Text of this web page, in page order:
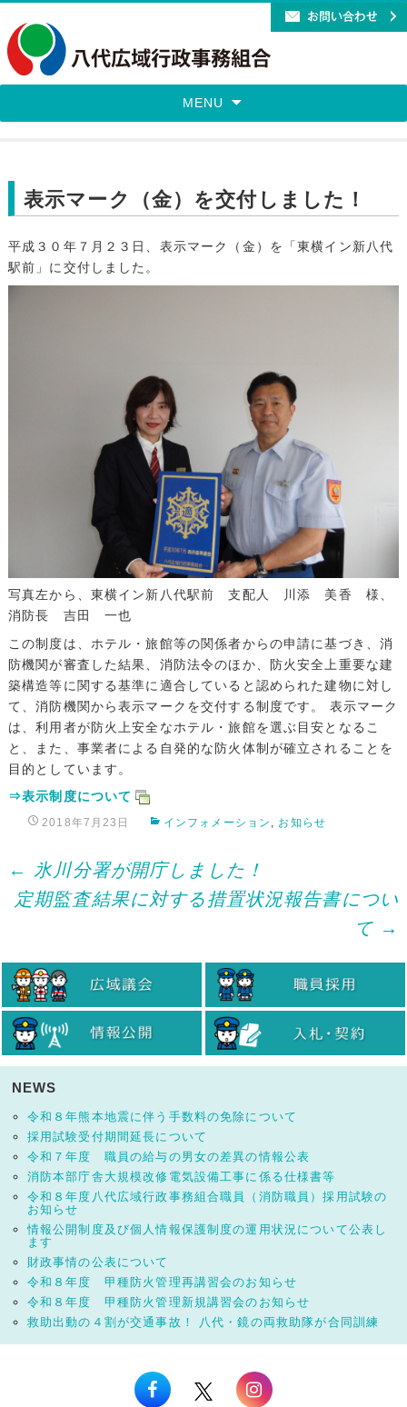
MENU
表示マーク（金）を交付しました！
平成３０年７月２３日、表示マーク（金）を「東横イン新八代
駅前」に交付しました。
写真左から、東横イン新八代駅前 支配人 川添 美香 様、
消防長 吉田 一也
この制度は、ホテル・旅館等の関係者からの申請に基づき、消
防機関が審査した結果、消防法令のほか、防火安全上重要な建
築構造等に関する基準に適合していると認められた建物に対し
て、消防機関から表示マークを交付する制度です。 表示マーク
は、利用者が防火上安全なホテル・旅館を選ぶ目安となるこ
と、また、事業者による自発的な防火体制が確立されることを
目的としています。
⇒表示制度について
2018年7月23日 インフォメーション お知らせ
Post
navigation
←
氷川分署が開庁しました！
定期監査結果に対する措置状況報告書につい
て →
NEWS
令和８年熊本地震に伴う手数料の免除について
採用試験受付期間延長について
令和７年度 職員の給与の男女の差異の情報公表
消防本部庁舎大規模改修電気設備工事に係る仕様書等
令和８年度八代広域行政事務組合職員（消防職員）採用試験の
お知らせ
情報公開制度及び個人情報保護制度の運用状況について公表し
ます
財政事情の公表について
令和８年度 甲種防火管理再講習会のお知らせ
令和８年度 甲種防火管理新規講習会のお知らせ
救助出動の４割が交通事故！ 八代・鏡の両救助隊が合同訓練